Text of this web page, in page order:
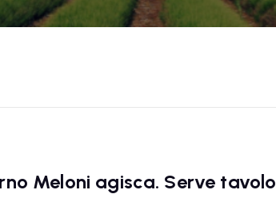
Meloni agisca. Serve tavolo